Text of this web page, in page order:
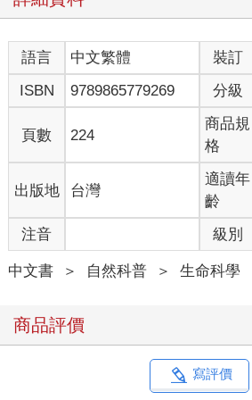
語言 中文繁體 裝訂
ISBN
9789865779269 分級
頁數 224
商品規
格
出版地 台灣
適讀年
齡
注音 級別
中文書 ＞ 自然科普 ＞ 生命科學
商品評價
寫評價